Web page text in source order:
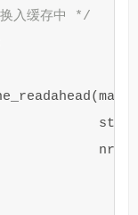
入缓存中 */
(